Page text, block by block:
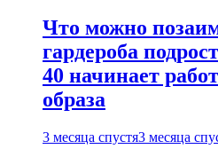
Что можно
гардероба
40 начинает
образа
3 месяца спустя3 месяца